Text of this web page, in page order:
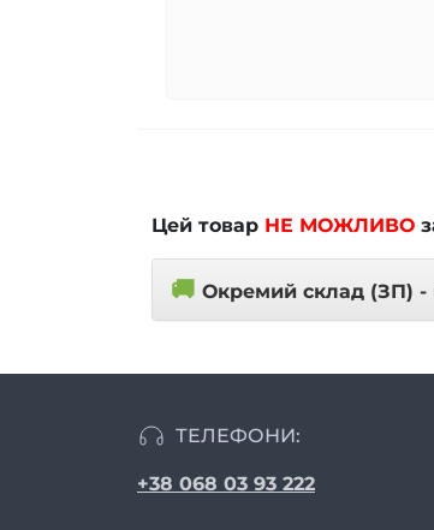
Цей товар НЕ МОЖЛИВО
🚚 Окремий склад (ЗП) -
ТЕЛЕФОНИ:
+38 068 03 93 222